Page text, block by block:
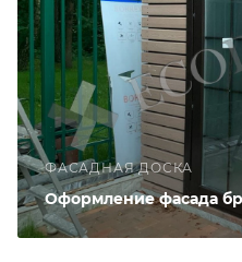
ФАСАДНАЯ ДОСКА
Оформление фасада